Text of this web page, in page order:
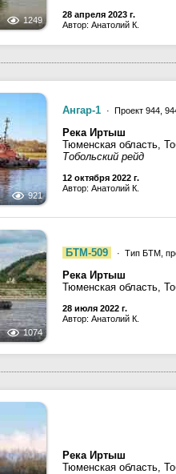
1249
28 апреля 2023 г.
Автор: Анатолий К.
921
Ангар-1 · Проект 944,
Река Иртыш
Тюменская область,
Тобольский рейд
12 октября 2022 г.
Автор: Анатолий К.
1074
БТМ-509 · Тип БТМ,
Река Иртыш
Тюменская область,
28 июля 2022 г.
Автор: Анатолий К.
Река Иртыш
Тюменская область,